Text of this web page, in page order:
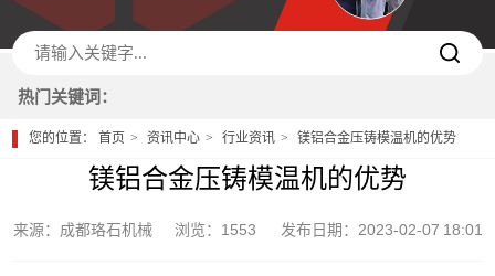
热门关键词：
您的位置：首页 资讯中心 行业资讯 镁铝合金压铸模温机的优势
镁铝合金压铸模温机的优势
来源：成都珞石机械 浏览：1553 发布日期：2023-02-07 18:01